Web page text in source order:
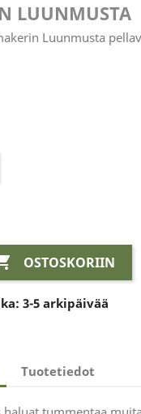
LUUNMUSTA
Luunmusta
OSTOSKORIIN
3-5 arkipäivää
Tuotetiedot